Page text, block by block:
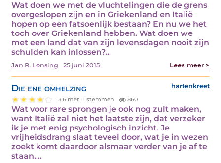
Wat doen we met de vluchtelingen die de grens
overgeslopen zijn en in Griekenland en Italië
hopen op een fatsoenlijk bestaan? En nu we het
toch over Griekenland hebben. Wat doen we
met een land dat van zijn levensdagen nooit zijn
schulden kan inlossen?…
Jan R. Lønsing 25 juni 2015 Lees meer >
Die ene omhelzing hartenkreet
3.6 met 11 stemmen 860
Wat voor rare sprongen je ook nog zult maken,
want Italië zal niet het laatste zijn, dat verzeker
ik je met enig psychologisch inzicht. Je
vrijheidsdrang slaat teveel door, wat je in wezen
zoekt komt daardoor alsmaar verder van je af te
staan.…